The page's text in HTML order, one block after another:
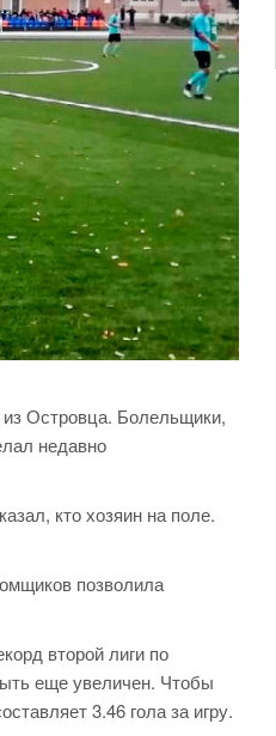
из Островца. Болельщики,
недавно
кто хозяин на поле.
позволила
второй лиги по
еще увеличен. Чтобы
3.46 гола за игру.